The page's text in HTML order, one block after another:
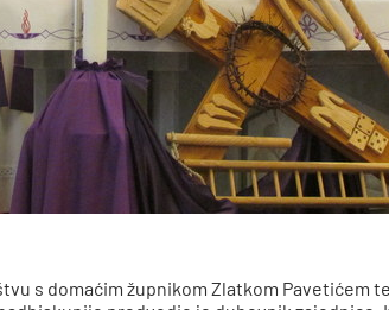
s domaćim župnikom Zlatkom Pavetićem